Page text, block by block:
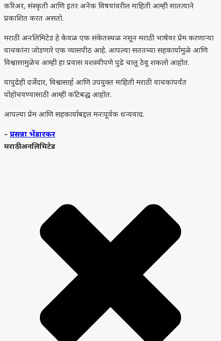
करिअर, संस्कृती आणि इतर अनेक विषयांवरील माहिती आम्ही सातत्याने
प्रकाशित करत असतो.
मराठी अनलिमिटेड हे केवळ एक संकेतस्थळ नसून मराठी भाषेवर प्रेम करणाऱ्या
वाचकांना जोडणारे एक व्यासपीठ आहे. आपल्या सततच्या सहकार्यामुळे आणि
विश्वासामुळेच आम्ही हा प्रवास यशस्वीपणे पुढे चालू ठेवू शकलो आहोत.
यापुढेही दर्जेदार, विश्वासार्ह आणि उपयुक्त माहिती मराठी वाचकांपर्यंत
पोहोचवण्यासाठी आम्ही कटिबद्ध आहोत.
आपल्या प्रेम आणि सहकार्याबद्दल मनःपूर्वक धन्यवाद.
– प्रसन्ना भेंडारकर
मराठी अनलिमिटेड